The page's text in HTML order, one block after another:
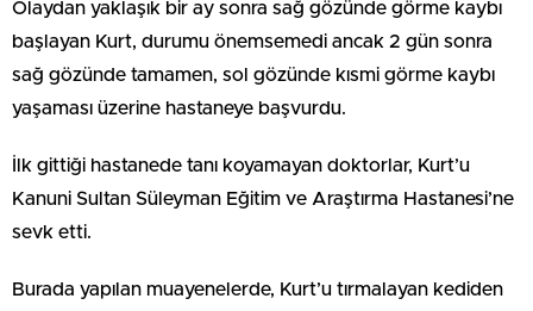
Olaydan yaklaşık bir ay sonra sağ gözünde görme kaybı
başlayan Kurt, durumu önemsemedi ancak 2 gün sonra
sağ gözünde tamamen, sol gözünde kısmi görme kaybı
yaşaması üzerine hastaneye başvurdu.
İlk gittiği hastanede tanı koyamayan doktorlar, Kurt’u
Kanuni Sultan Süleyman Eğitim ve Araştırma Hastanesi’ne
sevk etti.
Burada yapılan muayenelerde, Kurt’u tırmalayan kediden